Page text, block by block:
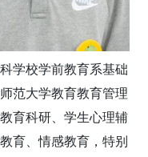
学校学前教育系基础
范大学教育教育管理
育科研、学生心理辅
育、情感教育，特别